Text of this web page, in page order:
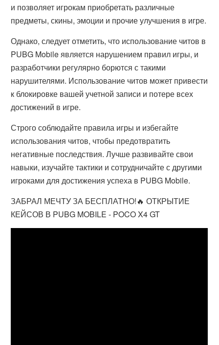
и позволяет игрокам приобретать различные
предметы, скины, эмоции и прочие улучшения в игре.
Однако, следует отметить, что использование читов в
PUBG Mobile является нарушением правил игры, и
разработчики регулярно борются с такими
нарушителями. Использование читов может привести
к блокировке вашей учетной записи и потере всех
достижений в игре.
Строго соблюдайте правила игры и избегайте
использования читов, чтобы предотвратить
негативные последствия. Лучше развивайте свои
навыки, изучайте тактики и сотрудничайте с другими
игроками для достижения успеха в PUBG Mobile.
ЗАБРАЛ МЕЧТУ ЗА БЕСПЛАТНО!🔥 ОТКРЫТИЕ
КЕЙСОВ В PUBG MOBILE - POCO X4 GT